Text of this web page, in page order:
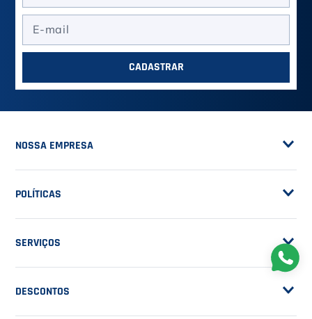
CADASTRAR
NOSSA EMPRESA
Seja Fornecedor
POLÍTICAS
Trocas e Devoluções
SERVIÇOS
Serviços e Encordoamento
DESCONTOS